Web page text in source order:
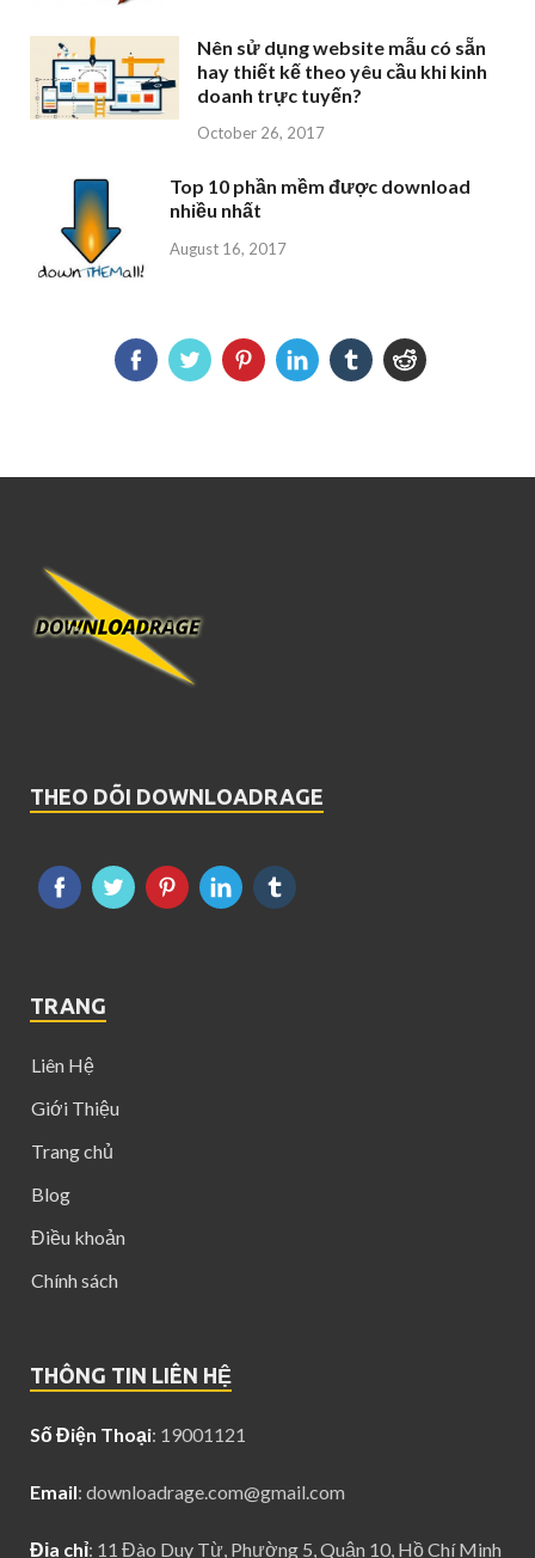
Nên sử dụng website mẫu có sẵn
hay thiết kế theo yêu cầu khi kinh
doanh trực tuyến?
October 26, 2017
Top 10 phần mềm được download
nhiều nhất
August 16, 2017
THEO DÕI DOWNLOADRAGE
TRANG
Liên Hệ
Giới Thiệu
Trang chủ
Blog
Điều khoản
Chính sách
THÔNG TIN LIÊN HỆ
Số Điện Thoại: 19001121
Email: downloadrage.com@gmail.com
Địa chỉ: 11 Đào Duy Từ, Phường 5, Quận 10, Hồ Chí Minh